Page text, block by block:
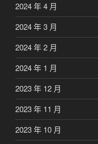
2024 年 4 月
2024 年 3 月
2024 年 2 月
2024 年 1 月
2023 年 12 月
2023 年 11 月
2023 年 10 月